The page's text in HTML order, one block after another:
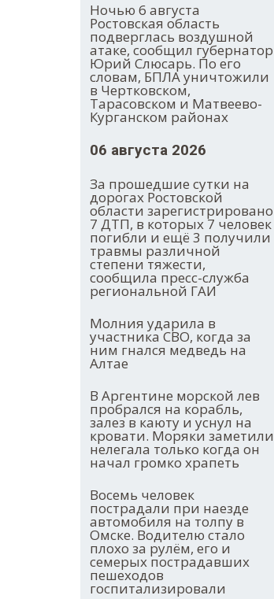
Ночью 6 августа
Ростовская область
подверглась воздушной
атаке, сообщил губернатор
Юрий Слюсарь. По его
словам, БПЛА уничтожили
в Чертковском,
Тарасовском и Матвеево-
Курганском районах
06 августа 2026
За прошедшие сутки на
дорогах Ростовской
области зарегистрировано
7 ДТП, в которых 7 человек
погибли и ещё 3 получили
травмы различной
степени тяжести,
сообщила пресс-служба
региональной ГАИ
Молния ударила в
участника СВО, когда за
ним гнался медведь на
Алтае
В Аргентине морской лев
пробрался на корабль,
залез в каюту и уснул на
кровати. Моряки заметили
нелегала только когда он
начал громко храпеть
Восемь человек
пострадали при наезде
автомобиля на толпу в
Омске. Водителю стало
плохо за рулём, его и
семерых пострадавших
пешеходов
госпитализировали